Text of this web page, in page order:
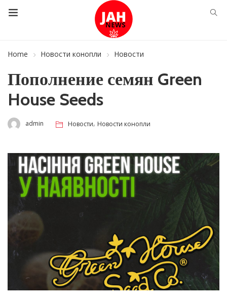
Home Новости конопли Новости
Пополнение семян Green
House Seeds
admin Новости, Новости конопли